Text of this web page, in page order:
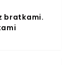
bratkami.